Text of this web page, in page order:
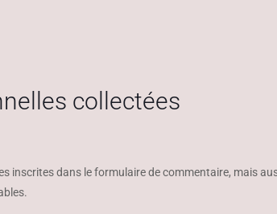
collectées
inscrites dans le formulaire de commentaire, mais